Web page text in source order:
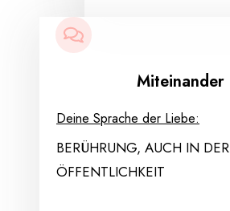
Miteinander
Deine Sprache der Liebe:
BERÜHRUNG, AUCH IN DER
ÖFFENTLICHKEIT